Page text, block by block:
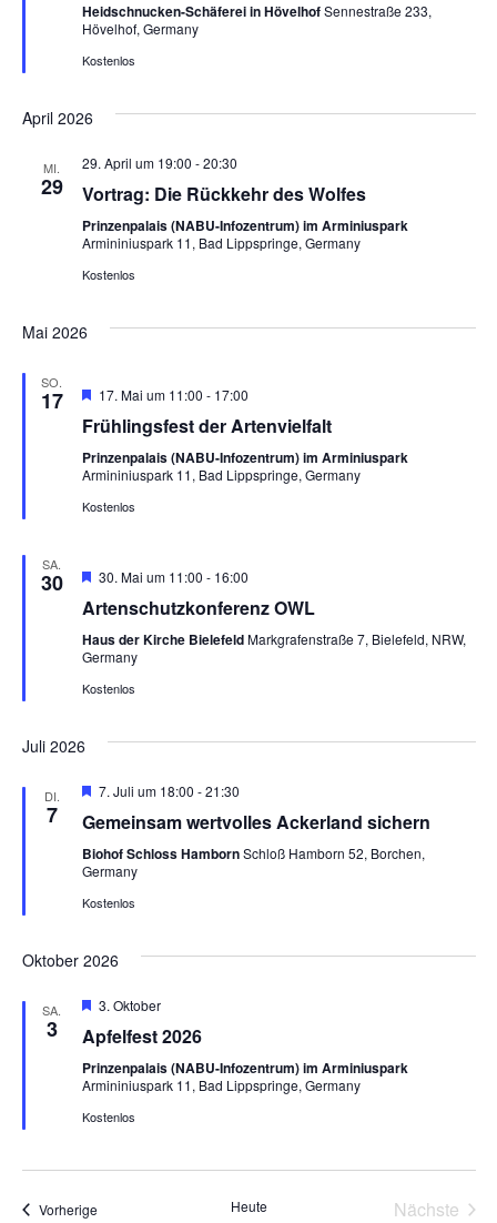
Heidschnucken-Schäferei in HövelhofSennestraße 233,
Hövelhof, Germany
Kostenlos
April 2026
MI.
29
29. April um 19:00 -20:30
Vortrag: Die Rückkehr des Wolfes
Prinzenpalais (NABU-Infozentrum) im Arminiuspark
Armininiuspark 11, Bad Lippspringe, Germany
Kostenlos
Mai 2026
SO.
17 Hervorgehoben
17. Mai um 11:00 - 17:00
Frühlingsfest der Artenvielfalt
Prinzenpalais (NABU-Infozentrum) im Arminiuspark
Armininiuspark 11, Bad Lippspringe, Germany
Kostenlos
SA.
30 Hervorgehoben
30. Mai um 11:00 - 16:00
Artenschutzkonferenz OWL
Haus der Kirche BielefeldMarkgrafenstraße 7, Bielefeld, NRW,
Germany
Kostenlos
Juli 2026
DI.
7
Hervorgehoben
7. Juli um 18:00 -21:30
Gemeinsam wertvolles Ackerland sichern
Biohof Schloss HambornSchloß Hamborn 52, Borchen,
Germany
Kostenlos
Oktober 2026
SA.
3
Hervorgehoben
3. Oktober
Apfelfest 2026
Prinzenpalais (NABU-Infozentrum) im Arminiuspark
Armininiuspark 11, Bad Lippspringe, Germany
Kostenlos
VorherigeVeranstaltungen Heute Nächste